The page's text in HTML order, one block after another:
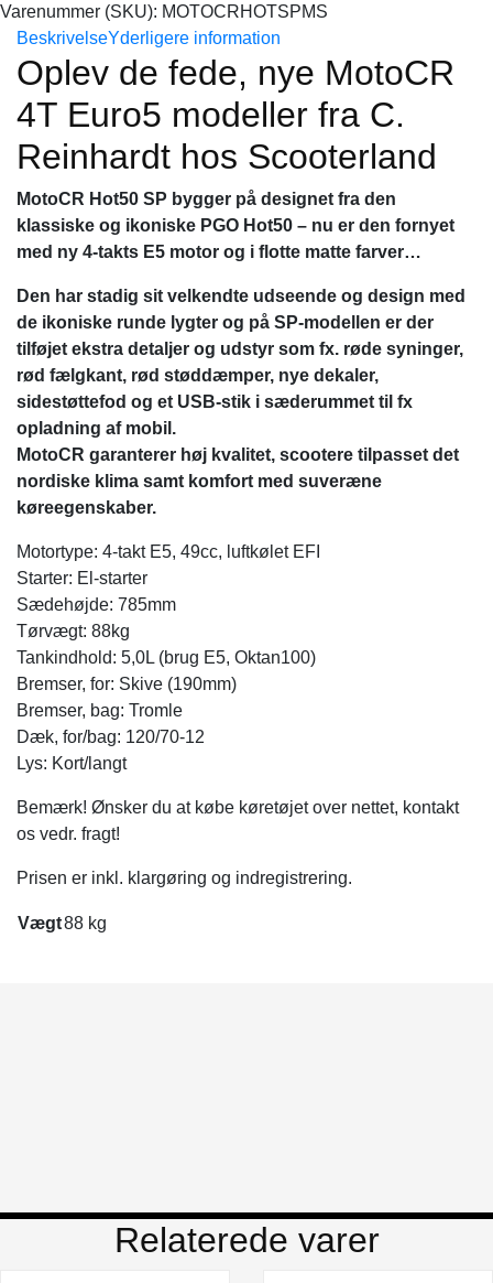
EFI
sort/rød)
Inkl.
klargøring/nr.plade
antal
Varenummer (SKU): MOTOCRHOTSPMS
BeskrivelseYderligere information
Oplev de fede, nye MotoCR
4T Euro5 modeller fra C.
Reinhardt hos Scooterland
MotoCR Hot50 SP bygger på designet fra den
klassiske og ikoniske PGO Hot50 – nu er den fornyet
med ny 4-takts E5 motor og i flotte matte farver…
Den har stadig sit velkendte udseende og design med
de ikoniske runde lygter og på SP-modellen er der
tilføjet ekstra detaljer og udstyr som fx. røde syninger,
rød fælgkant, rød støddæmper, nye dekaler,
sidestøttefod og et USB-stik i sæderummet til fx
opladning af mobil.
MotoCR garanterer høj kvalitet, scootere tilpasset det
nordiske klima samt komfort med suveræne
køreegenskaber.
Motortype: 4-takt E5, 49cc, luftkølet EFI
Starter: El-starter
Sædehøjde: 785mm
Tørvægt: 88kg
Tankindhold: 5,0L (brug E5, Oktan100)
Bremser, for: Skive (190mm)
Bremser, bag: Tromle
Dæk, for/bag: 120/70-12
Lys: Kort/langt
Bemærk! Ønsker du at købe køretøjet over nettet, kontakt
os vedr. fragt!
Prisen er inkl. klargøring og indregistrering.
Vægt88 kg
Relaterede varer